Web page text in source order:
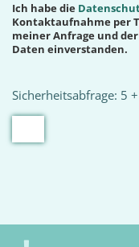
Ich habe die
Kontaktaufnahme per
meiner Anfrage und
Daten einverstanden.
Sicherheitsabfrage: 5